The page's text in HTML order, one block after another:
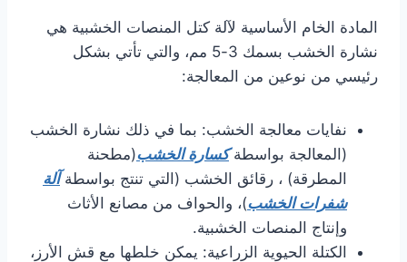
المادة الخام الأساسية لآلة كتل المنصات الخشبية هي
نشارة الخشب بسمك 3-5 مم، والتي تأتي بشكل
رئيسي من نوعين من المعالجة:
نفايات معالجة الخشب: بما في ذلك نشارة الخشب
(المعالجة بواسطةكسارة الخشب(مطحنة
المطرقة) ، رقائق الخشب (التي تنتج بواسطةآلة
شفرات الخشب)، والحواف من مصانع الأثاث
وإنتاج المنصات الخشبية.
الكتلة الحيوية الزراعية: يمكن خلطها مع قش الأرز،